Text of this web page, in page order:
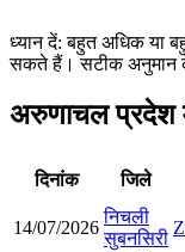
ध्यान दें: बहुत अधिक या
सकते हैं। सटीक अनुमान
अरुणाचल प्रदेश
दिनांक जिले
14/07/2026
निचली
सुबनसिरी